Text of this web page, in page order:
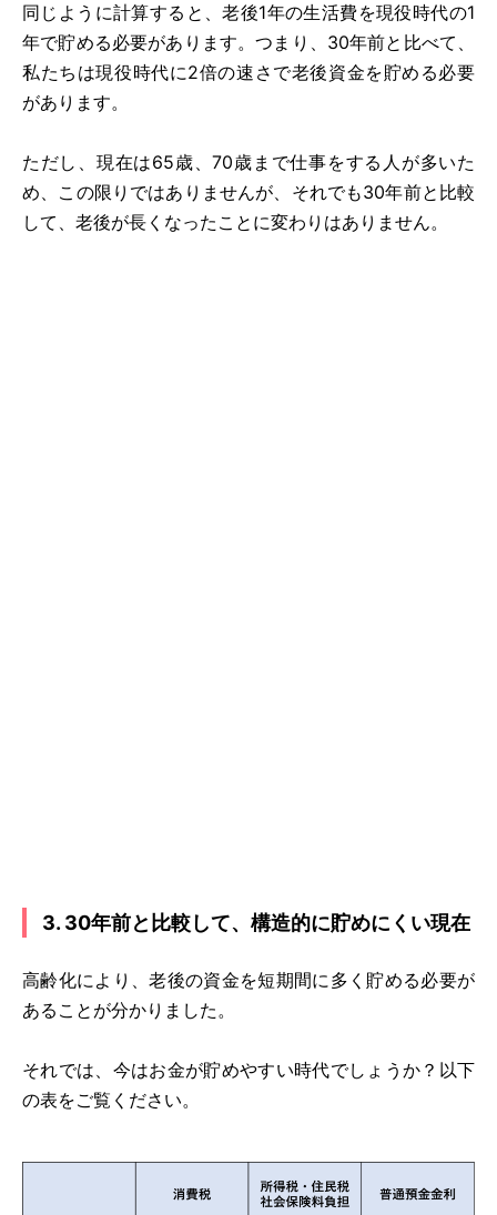
同じように計算すると、老後1年の生活費を現役時代の1
年で貯める必要があります。つまり、30年前と比べて、
私たちは現役時代に2倍の速さで老後資金を貯める必要
があります。
ただし、現在は65歳、70歳まで仕事をする人が多いた
め、この限りではありませんが、それでも30年前と比較
して、老後が長くなったことに変わりはありません。
3. 30年前と比較して、構造的に貯めにくい現在
高齢化により、老後の資金を短期間に多く貯める必要が
あることが分かりました。
それでは、今はお金が貯めやすい時代でしょうか？以下
の表をご覧ください。